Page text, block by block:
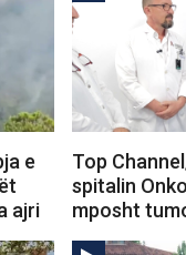
e
ajri
Top
spitalin
mposht